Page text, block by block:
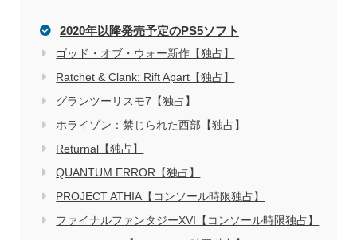
2020年以降発売予定のPS5ソフト
ゴッド・オブ・ウォー新作【独占】
Ratchet & Clank: Rift Apart【独占】
グランツーリスモ7【独占】
ホライゾン：禁じられた西部【独占】
Returnal【独占】
QUANTUM ERROR【独占】
PROJECT ATHIA【コンソール時限独占】
ファイナルファンタジーXVI【コンソール時限独占】